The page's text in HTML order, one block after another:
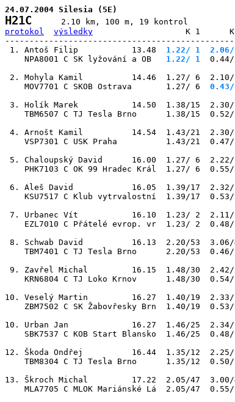
24.07.2004 Silesia (5E)
H21C
protokol
výsledky
K 1
1. Antoš Filip           13.48
  1.22/ 1
    NPA8001 C SK lyžování a OB
  1.22/ 1
2. Mohyla Kamil          14.46  1.27/ 6
    MOV7701 C SKOB Ostrava       1.27/ 6
3. Holík Marek           14.50  1.38/15
TBM6507 C TJ Tesla Brno      1.38/15
4. Arnošt Kamil          14.54  1.43/21
VSP7301 C USK Praha          1.43/21
5. Chaloupský David      16.00  1.27/ 6
PHK7103 C OK 99 Hradec Král  1.27/ 6
6. Aleš David            16.05  1.39/17  2.32/
KSU7517 C Klub vytrvalostní  1.39/17
7. Urbanec Vít           16.10  1.23/ 2
EZL7010 C Přátelé evrop. vr  1.23/ 2
8. Schwab David          16.13  2.20/53
TBM7401 C TJ Tesla Brno      2.20/53
9. Zavřel Michal         16.15  1.48/30  2.42/
KRN6804 C TJ Loko Krnov      1.48/30
10. Veselý Martin         16.27  1.40/19  2.33/
ZBM7502 C SK Žabovřesky Brn  1.40/19
10. Urban Jan             16.27  1.46/25  2.34/
SBK7537 C KOB Start Blansko  1.46/25
12. Škoda Ondřej          16.44  1.35/12
TBM8304 C TJ Tesla Brno      1.35/12
13. Škroch Michal         17.22  2.05/47  3.00/
MLA7705 C MLOK Mariánské Lá  2.05/47